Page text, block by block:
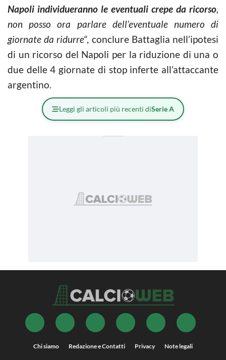
Napoli individueranno le eventuali crepe da ricorso,
non posso ora parlare dell’eventuale numero di
giornate da ridurre“, conclure Battaglia nell’ipotesi
di un ricorso del Napoli per la riduzione di una o
due delle 4 giornate di stop inferte all’attaccante
argentino.
Leggi gli articoli più recenti diSerie A
Chi siamo Redazione e Contatti Privacy Note legali